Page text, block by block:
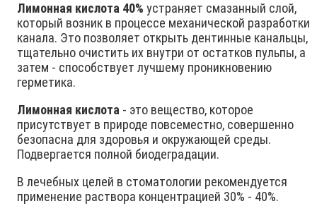
Лимонная кислота 40% устраняет смазанный слой,
который возник в процессе механической разработки
канала. Это позволяет открыть дентинные канальцы,
тщательно очистить их внутри от остатков пульпы, а
затем - способствует лучшему проникновению
герметика.
Лимонная кислота - это вещество, которое
присутствует в природе повсеместно, совершенно
безопасна для здоровья и окружающей среды.
Подвергается полной биодеградации.
В лечебных целей в стоматологии рекомендуется
применение раствора концентрацией 30% - 40%.